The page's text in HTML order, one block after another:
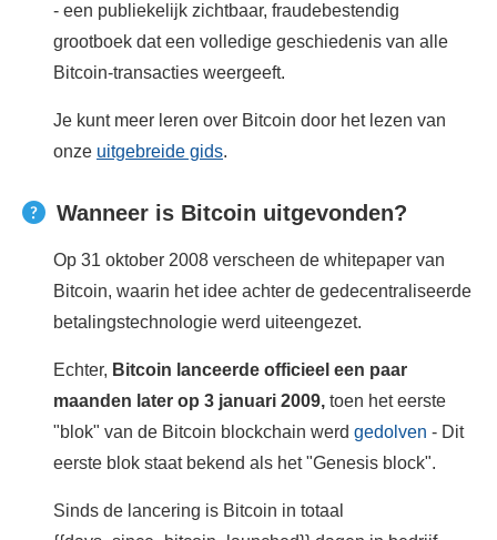
- een publiekelijk zichtbaar, fraudebestendig
grootboek dat een volledige geschiedenis van alle
Bitcoin-transacties weergeeft.
Je kunt meer leren over Bitcoin door het lezen van
onze uitgebreide gids.
Wanneer is Bitcoin uitgevonden?
Op 31 oktober 2008 verscheen de whitepaper van
Bitcoin, waarin het idee achter de gedecentraliseerde
betalingstechnologie werd uiteengezet.
Echter, Bitcoin lanceerde officieel een paar
maanden later op 3 januari 2009, toen het eerste
"blok" van de Bitcoin blockchain werd gedolven - Dit
eerste blok staat bekend als het "Genesis block".
Sinds de lancering is Bitcoin in totaal